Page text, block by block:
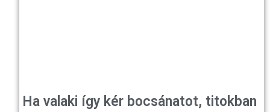
Ha valaki így kér bocsánatot, titokban